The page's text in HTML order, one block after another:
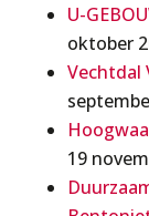
U-
oktober
Vechtdal
19